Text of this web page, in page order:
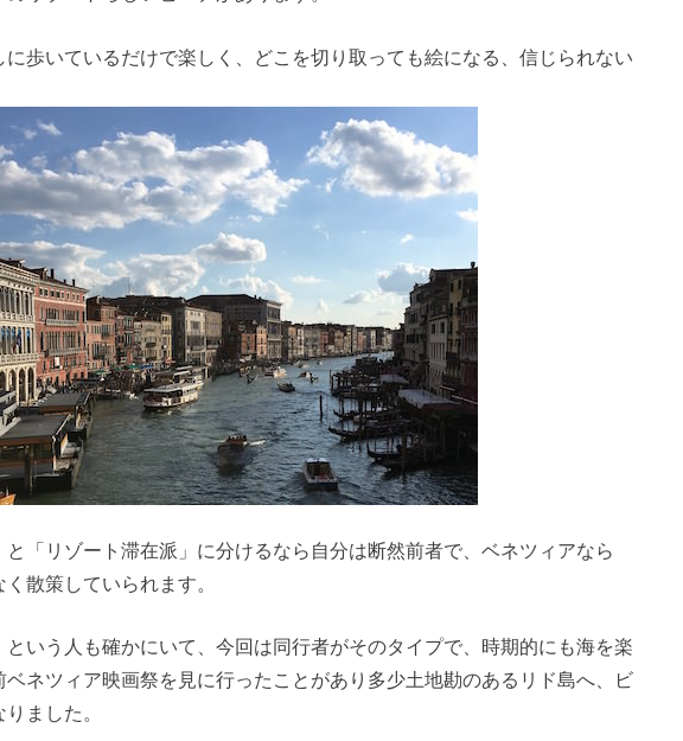
歩いているだけで楽しく、どこを切り取っても絵になる、信じられない
「リゾート滞在派」に分けるなら自分は断然前者で、ベネツィアなら
散策していられます。
いう人も確かにいて、今回は同行者がそのタイプで、時期的にも海を楽
ベネツィア映画祭を見に行ったことがあり多少土地勘のあるリド島へ、ビ
ました。